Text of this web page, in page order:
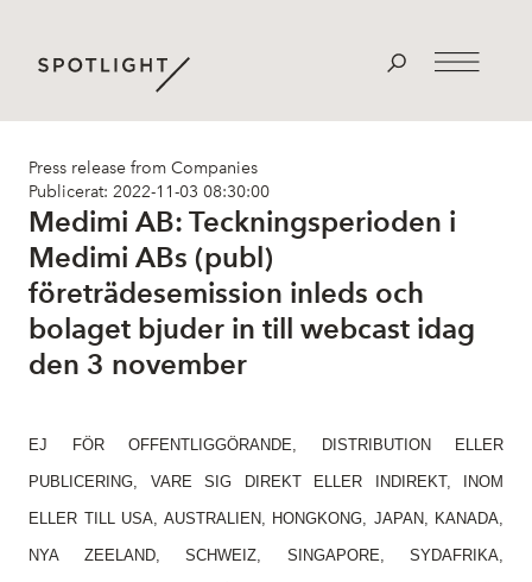
Press release from Companies
Publicerat: 2022-11-03 08:30:00
Medimi AB: Teckningsperioden i
Medimi ABs (publ)
företrädesemission inleds och
bolaget bjuder in till webcast idag
den 3 november
EJ FÖR OFFENTLIGGÖRANDE, DISTRIBUTION ELLER
PUBLICERING, VARE SIG DIREKT ELLER INDIREKT, INOM
ELLER TILL USA, AUSTRALIEN, HONGKONG, JAPAN, KANADA,
NYA ZEELAND, SCHWEIZ, SINGAPORE, SYDAFRIKA,